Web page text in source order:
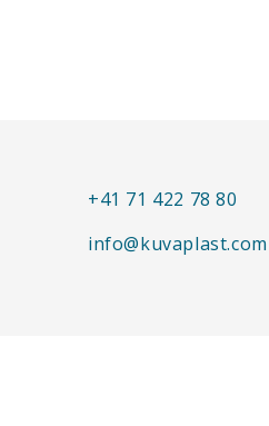
+41 71 422 78 80
info@kuvaplast.com